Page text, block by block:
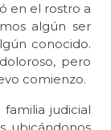
en el rostro a
algún ser
conocido.
pero
comienzo.
judicial